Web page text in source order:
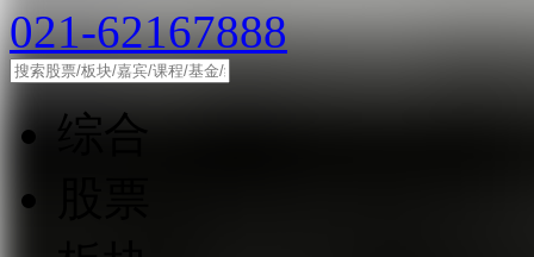
021-62167888
综合